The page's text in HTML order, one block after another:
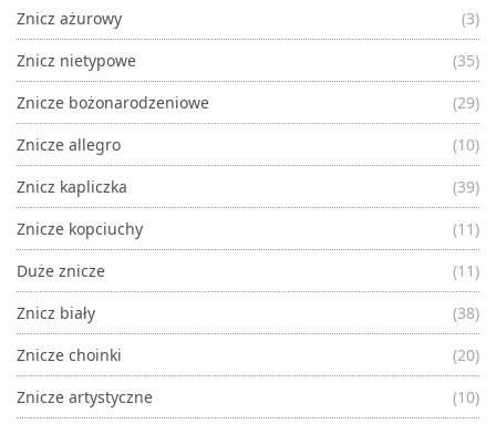
Znicz ażurowy
(3)
Znicz nietypowe
(35)
Znicze bożonarodzeniowe
(29)
Znicze allegro
(10)
Znicz kapliczka
(39)
Znicze kopciuchy
(11)
Duże znicze
(11)
Znicz biały
(38)
Znicze choinki
(20)
Znicze artystyczne
(10)